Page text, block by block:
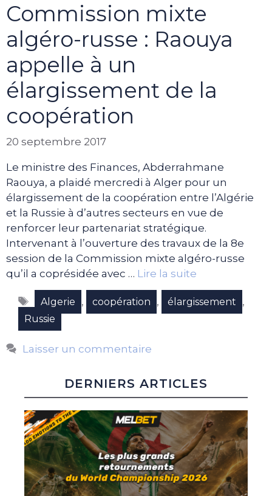
Commission mixte
algéro-russe : Raouya
appelle à un
élargissement de la
coopération
20 septembre 2017
Le ministre des Finances, Abderrahmane
Raouya, a plaidé mercredi à Alger pour un
élargissement de la coopération entre l’Algérie
et la Russie à d’autres secteurs en vue de
renforcer leur partenariat stratégique.
Intervenant à l’ouverture des travaux de la 8e
session de la Commission mixte algéro-russe
qu’il a coprésidée avec … Lire la suite
Étiquettes
Algerie , coopération , élargissement ,
Russie
Laisser un commentaire
DERNIERS ARTICLES